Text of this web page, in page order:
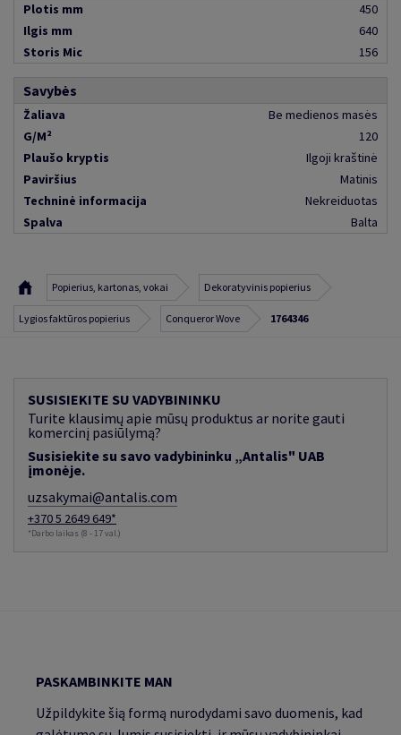
Plotis mm
450
Ilgis mm
640
Storis Mic
156
Savybės
Žaliava
Be medienos masės
G/M²
120
Plaušo kryptis
Ilgoji kraštinė
Paviršius
Matinis
Techninė informacija
Nekreiduotas
Spalva
Balta
Popierius, kartonas, vokai Dekoratyvinis popierius
Lygios faktūros popierius Conqueror Wove 1764346
SUSISIEKITE SU VADYBININKU
Turite klausimų apie mūsų produktus ar norite gauti
komercinį pasiūlymą?
Susisiekite su savo vadybininku „Antalis" UAB
įmonėje.
uzsakymai@antalis.com
+370 5 2649 649*
*Darbo laikas (8 - 17 val.)
PASKAMBINKITE MAN
Užpildykite šią formą nurodydami savo duomenis, kad